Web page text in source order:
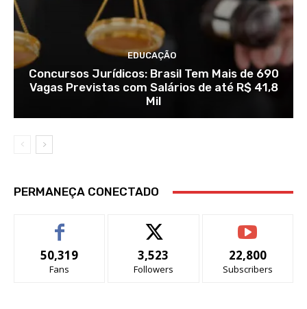
EDUCAÇÃO
Concursos Jurídicos: Brasil Tem Mais de 690
Vagas Previstas com Salários de até R$ 41,8
Mil
PERMANEÇA CONECTADO
50,319
Fans
3,523
Followers
22,800
Subscribers